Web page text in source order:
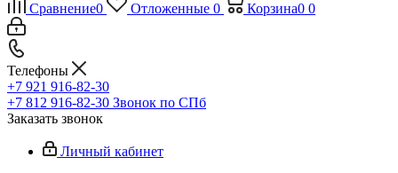
Сравнение0 Отложенные 0 Корзина0 0
Телефоны
+7 921 916-82-30
+7 812 916-82-30 Звонок по СПб
Заказать звонок
Личный кабинет